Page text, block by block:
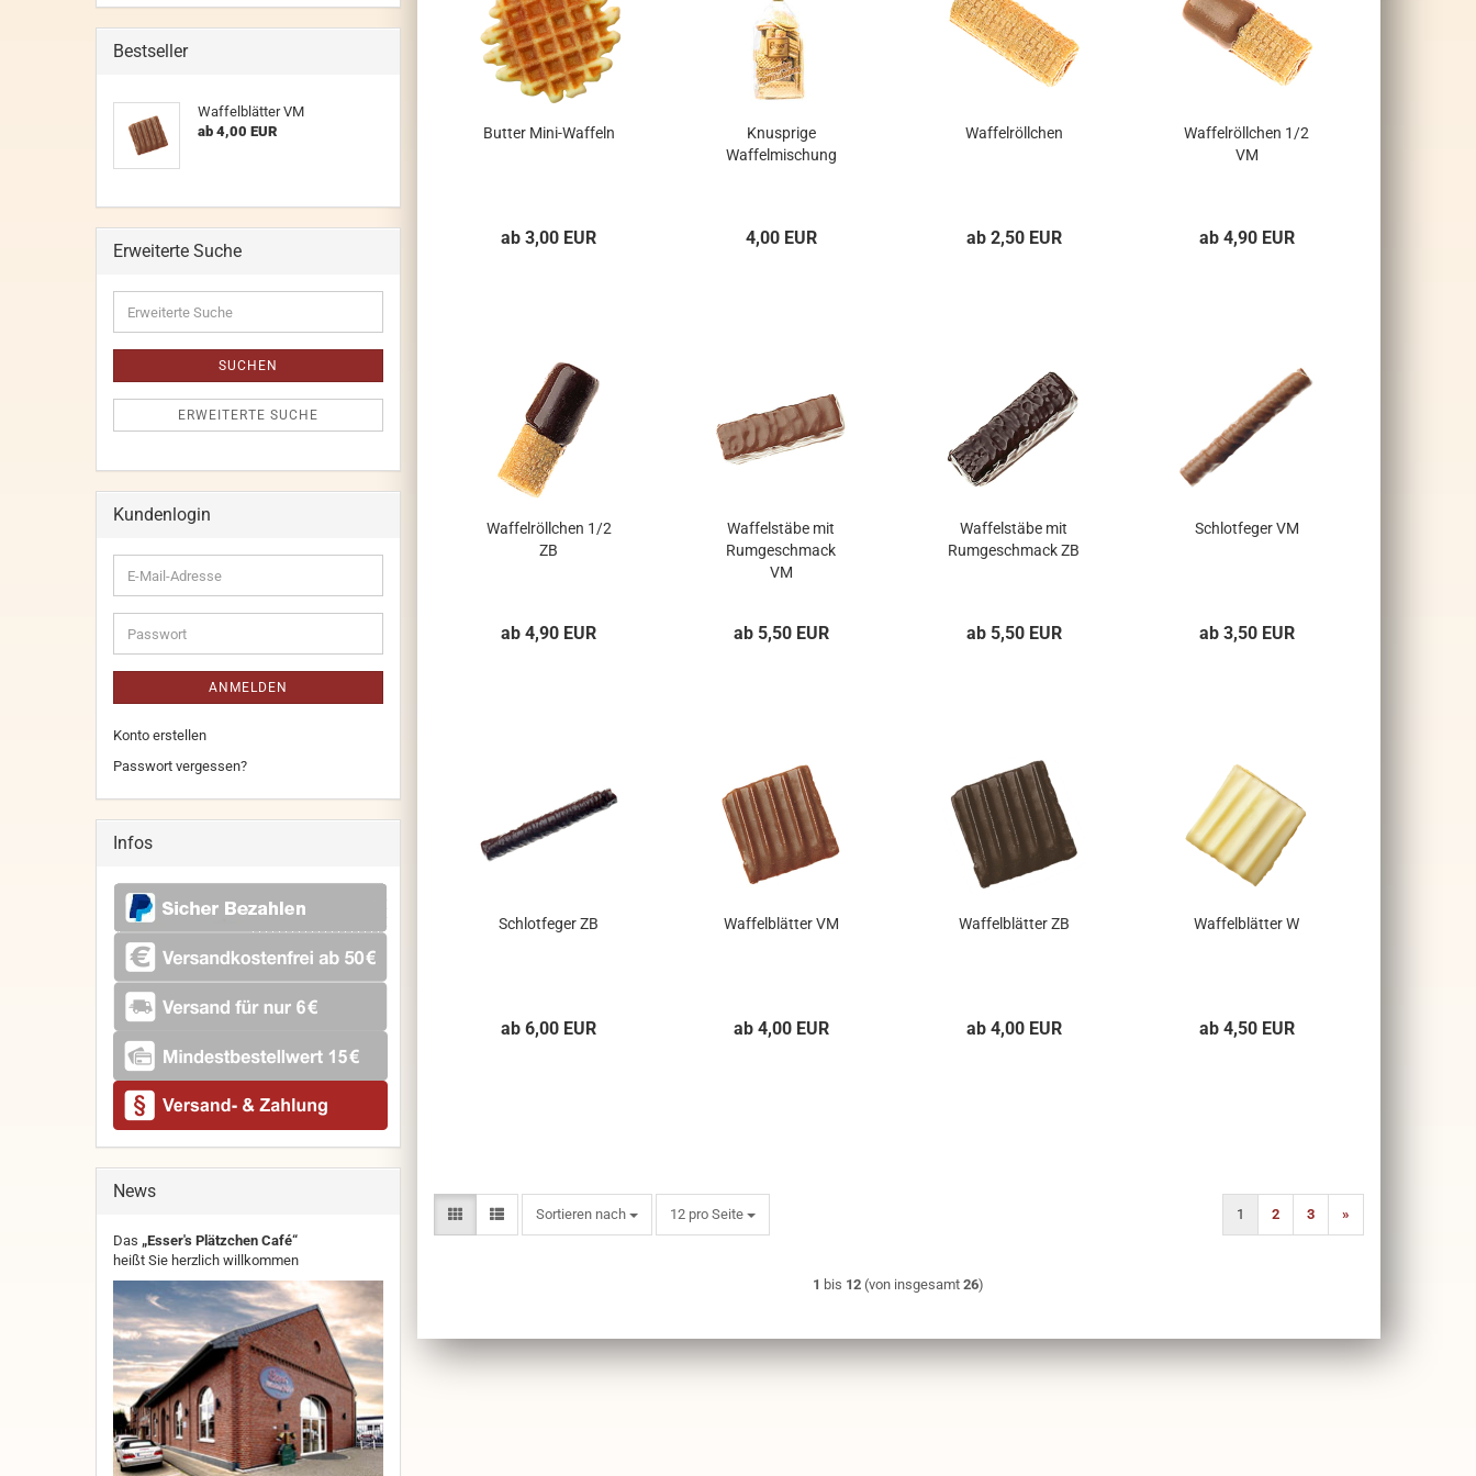
Butter Mini-Waffeln
ab 3,00 EUR
Knusprige
Waffelmischung
4,00 EUR
Waffelröllchen
ab 2,50 EUR
Waffelröllchen 1/2
VM
ab 4,90 EUR
Waffelröllchen 1/2
ZB
ab 4,90 EUR
Waffelstäbe mit
Rumgeschmack
VM
ab 5,50 EUR
Waffelstäbe mit
Rumgeschmack ZB
ab 5,50 EUR
Schlotfeger VM
ab 3,50 EUR
Schlotfeger ZB
ab 6,00 EUR
Waffelblätter VM
ab 4,00 EUR
Waffelblätter ZB
ab 4,00 EUR
Waffelblätter W
ab 4,50 EUR
Sortieren nach
Sortieren nach 12 pro Seite
pro Seite 1 2 3 »
1 bis 12 (von insgesamt26)
Bestseller
Waffelblätter VM
ab 4,00 EUR
Erweiterte Suche
Suche
SUCHEN
ERWEITERTE SUCHE
Kundenlogin
E-
Mail-
Adresse
Passwort
ANMELDEN
Konto erstellen
Passwort vergessen?
Infos
News
Das „Esser's Plätzchen Café“
heißt Sie herzlich willkommen